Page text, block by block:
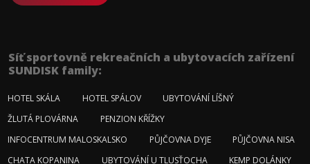
Síť sportovně rekreačních a ubytovacích zařízení
SUNDISK family:
HOTEL SKÁLA HOTEL SPÁLOV
UBYTOVÁNÍ LÍŠNÝ
ŽLUTÁ PLOVÁRNA
PENZION KŘÍŽKY
INFOCENTRUM MALOSKALSKO
PŮJČOVNA DYJE
PŮJČOVNA NISA
CHATA KOPANINA
UBYTOVÁNÍ U TLUSŤOCHA KEMP DOLÁNKY